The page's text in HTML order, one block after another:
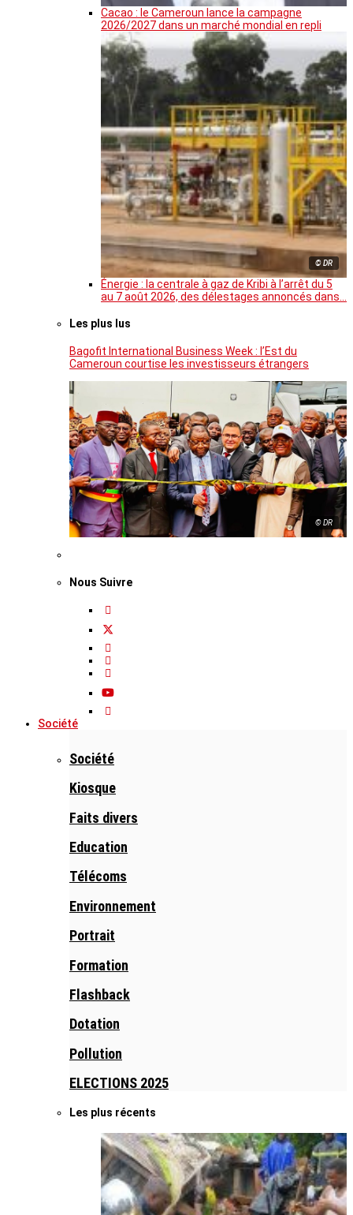
Cacao : le Cameroun lance la campagne
2026/2027 dans un marché mondial en repli
© DR
Énergie : la centrale à gaz de Kribi à l’arrêt du 5
au 7 août 2026, des délestages annoncés dans…
Les plus lus
Bagofit International Business Week : l’Est du
Cameroun courtise les investisseurs étrangers
© DR
Nous Suivre
Société
Société
Kiosque
Faits divers
Education
Télécoms
Environnement
Portrait
Formation
Flashback
Dotation
Pollution
ELECTIONS 2025
Les plus récents